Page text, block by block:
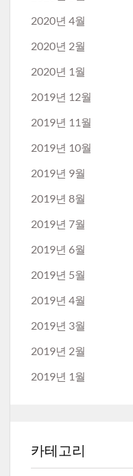
2020년 4월
2020년 2월
2020년 1월
2019년 12월
2019년 11월
2019년 10월
2019년 9월
2019년 8월
2019년 7월
2019년 6월
2019년 5월
2019년 4월
2019년 3월
2019년 2월
2019년 1월
카테고리